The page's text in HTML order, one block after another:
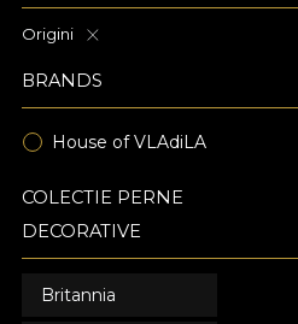
Origini
BRANDS
House of VLAdiLA
COLECTIE PERNE
DECORATIVE
Britannia